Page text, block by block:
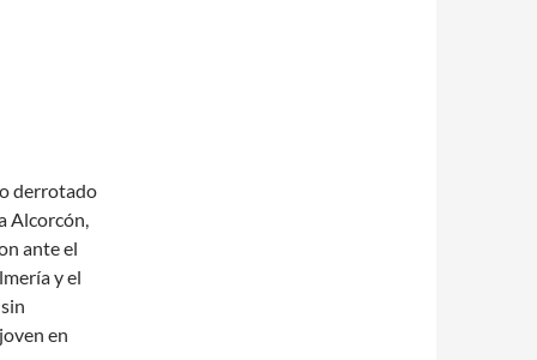
derrotado
Alcorcón,
ante el
y el
en